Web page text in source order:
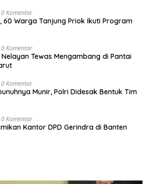
0 Komentar
60 Warga Tanjung Priok Ikuti Program
0 Komentar
Nelayan Tewas Mengambang di Pantai
0 Komentar
Munir, Polri Didesak Bentuk Tim
0 Komentar
Kantor DPD Gerindra di Banten